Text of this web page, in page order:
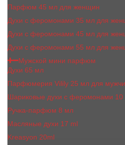
Парфюм 45 мл для женщин
Духи с феромонами 35 мл для
Духи с феромонами 45 мл для
Духи с феромонами 55 мл для
Мужской мини парфюм
Духи 65 мл
Парфюмерия Vilily 25 мл для
Шариковые духи с феромонами 10
Ручка-парфюм 8 мл
Масляные духи 17 ml
Kreasyon 20ml